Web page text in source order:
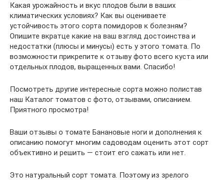
Какая урожайность и вкус плодов были в ваших
климатических условиях? Как вы оцениваете
устойчивость этого сорта помидоров к болезням?
Опишите вкратце какие на ваш взгляд достоинства и
недостатки (плюсы и минусы) есть у этого томата. По
возможности прикрепите к отзыву фото всего куста или
отдельных плодов, выращенных вами. Спасибо!
Посмотреть другие интересные сорта можно полистав
наш Каталог томатов с фото, отзывами, описанием.
Приятного просмотра!
Ваши отзывы о томате Банановые ноги и дополнения к
описанию помогут многим садоводам оценить этот сорт
объективно и решить — стоит его сажать или нет.
Это натуральный сорт томата. Поэтому из зрелого